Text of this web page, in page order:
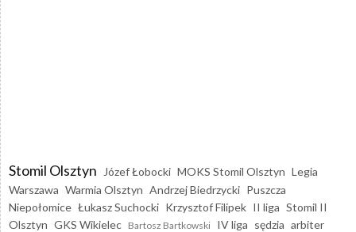
Stomil Olsztyn Józef Łobocki MOKS Stomil Olsztyn Legia
Warszawa Warmia Olsztyn Andrzej Biedrzycki Puszcza
Niepołomice Łukasz Suchocki Krzysztof Filipek II liga Stomil II
Olsztyn GKS Wikielec Bartosz Bartkowski IV liga sędzia arbiter